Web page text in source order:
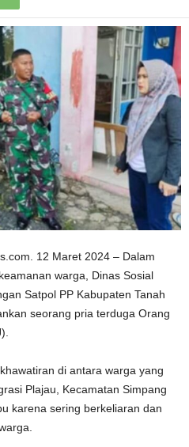
12 Maret 2024 – Dalam
warga, Dinas Sosial
Satpol PP Kabupaten Tanah
seorang pria terduga Orang
di antara warga yang
Plajau, Kecamatan Simpang
karena sering berkeliaran dan